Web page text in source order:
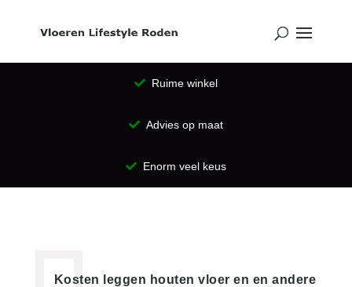
Ruime winkel
Advies op maat
Enorm veel keus
Kosten leggen houten vloer en en andere